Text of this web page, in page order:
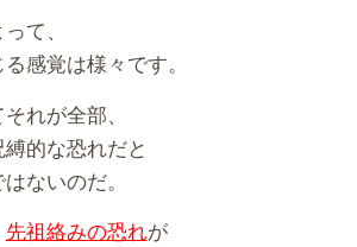
て、
感覚は様々です。
れが全部、
的な恐れだと
ないのだ。
先祖絡みの恐れが